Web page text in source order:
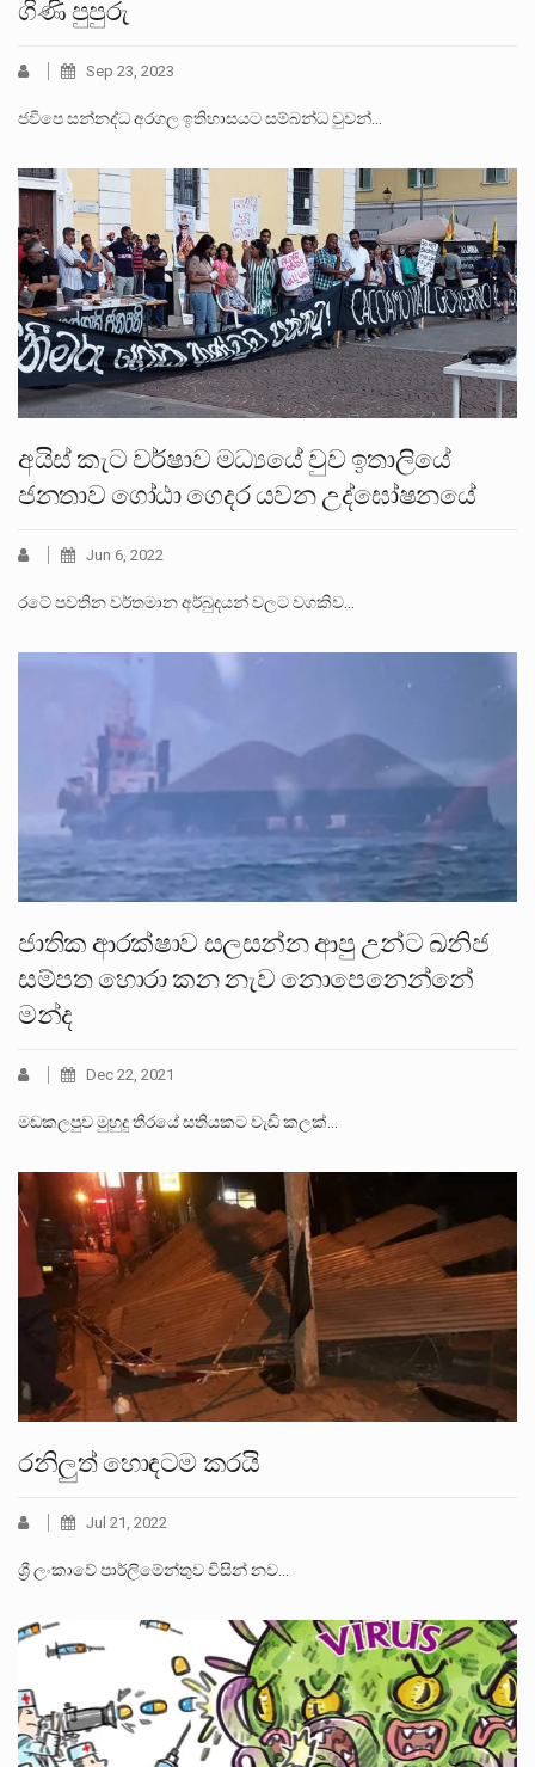
ගිණි පුපුරු
Sep 23, 2023
ජවිපෙ සන්නද්ධ අරගල ඉතිහාසයට සම්බන්ධ වුවන්…
අයිස් කැට වර්ෂාව මධ්‍යයේ වුව ඉතාලියේ
ජනතාව ගෝඨා ගෙදර යවන උද්ඝෝෂනයේ
Jun 6, 2022
රටේ පවතින වර්තමාන අර්බුදයන් වලට වගකිව…
ජාතික ආරක්ෂාව සලසන්න ආපු උන්ට ඛනිජ
සම්පත හොරා කන නැව නොපෙනෙන්නේ
මන්ද
Dec 22, 2021
මඩකලපුව මුහුදු තීරයේ සතියකට වැඩි කලක්…
රනිලුත් හොඳටම කරයි
Jul 21, 2022
ශ්‍රී ලංකාවේ පාර්ලිමේන්තුව විසින් නව…